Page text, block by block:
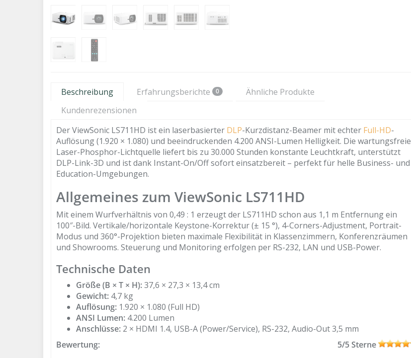
Beschreibung Erfahrungsberichte 0
Ähnliche Produkte
Kundenrezensionen
Der ViewSonic LS711HD ist ein laserbasierter DLP-Kurzdistanz-Beamer mit echter Full-HD-
Auflösung (1.920 × 1.080) und beeindruckenden 4.200 ANSI-Lumen Helligkeit. Die wartungsfreie
Laser-Phosphor-Lichtquelle liefert bis zu 30.000 Stunden konstante Leuchtkraft, unterstützt
DLP-Link-3D und ist dank Instant-On/Off sofort einsatzbereit – perfekt für helle Business- und
Education-Umgebungen.
Allgemeines zum ViewSonic LS711HD
Mit einem Wurfverhältnis von 0,49 : 1 erzeugt der LS711HD schon aus 1,1 m Entfernung ein
100″-Bild. Vertikale/horizontale Keystone-Korrektur (± 15 °), 4-Corners-Adjustment, Portrait-
Modus und 360°-Projektion bieten maximale Flexibilität in Klassenzimmern, Konferenzräumen
und Showrooms. Steuerung und Monitoring erfolgen per RS-232, LAN und USB-Power.
Technische Daten
Größe (B × T × H):37,6 × 27,3 × 13,4 cm
Gewicht: 4,7 kg
Auflösung: 1.920 × 1.080 (Full HD)
ANSI Lumen: 4.200 Lumen
Anschlüsse: 2 × HDMI 1.4, USB-A (Power/Service), RS-232, Audio-Out 3,5 mm
Bewertung:
5/5 Sterne